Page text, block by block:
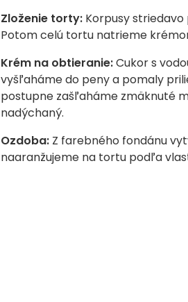
Zloženie torty:Korpusy striedavo
Potom celú tortu natrieme
Krém na obtieranie:Cukor s
vyšľaháme do peny a pomaly
postupne zašľaháme zmäknuté
nadýchaný.
Ozdoba:Z farebného fondánu
naaranžujeme na tortu podľa